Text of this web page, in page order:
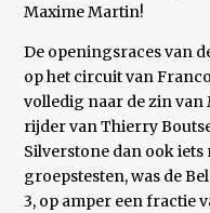
Maxime Martin!
De openingsraces van
op het circuit van
volledig naar de zin van
rijder van Thierry
Silverstone dan ook
groepstesten, was de
3, op amper een fractie